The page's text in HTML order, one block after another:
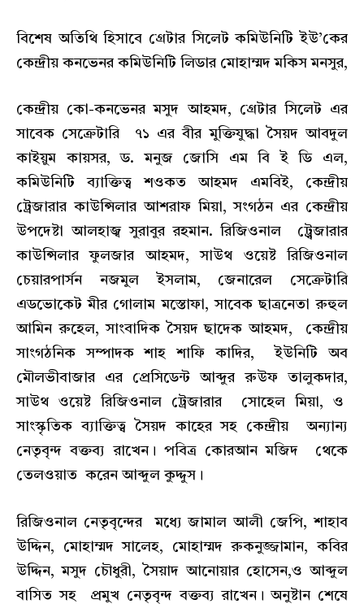
বিশেষ অতিথি হিসাবে গ্রেটার সিলেট কমিউনিটি ইউ’কের
কেন্দ্রীয় কনভেনর কমিউনিটি লিডার মোহাম্মদ মকিস মনসুর,
কেন্দ্রীয় কো-কনভেনর মসুদ আহমদ, গ্রেটার সিলেট এর
সাবেক সেক্রেটারি ৭১ এর বীর মুক্তিযুদ্ধা সৈয়দ আবদুল
কাইয়ুম কায়সর, ড. মনুজ জোসি এম বি ই ডি এল,
কমিউনিটি ব্যাক্তিত্ব শওকত আহমদ এমবিই, কেন্দ্রীয়
ট্রেজারার কাউন্সিলার আশরাফ মিয়া, সংগঠন এর কেন্দ্রীয়
উপদেষ্টা আলহাজ্ব সুরাবুর রহমান. রিজিওনাল ট্র্বেজারার
কাউন্সিলার ফুলজার আহমদ, সাউথ ওয়েষ্ট রিজিওনাল
চেয়ারপার্সন নজমুল ইসলাম, জেনারেল সেক্রেটারি
এডভোকেট মীর গোলাম মস্তোফা, সাবেক ছাত্রনেতা রুহুল
আমিন রুহেল, সাংবাদিক সৈয়দ ছাদেক আহমদ, কেন্দ্রীয়
সাংগঠনিক সম্পাদক শাহ শাফি কাদির, ইউনিটি অব
মৌলভীবাজার এর প্রেসিডেন্ট আব্দুর রুউফ তালুকদার,
সাউথ ওয়েষ্ট রিজিওনাল ট্রেজারার সোহেল মিয়া, ও
সাংস্কৃতিক ব্যাক্তিত্ব সৈয়দ কাহের সহ কেন্দ্রীয় অন্যান্য
নেতৃবৃন্দ বক্তব্য রাখেন। পবিত্র কোরআন মজিদ থেকে
তেলওয়াত করেন আব্দুল কুদ্দুস।
রিজিওনাল নেতৃবৃন্দের মধ্যে জামাল আলী জেপি, শাহাব
উদ্দিন, মোহাম্মদ সালেহ, মোহাম্মদ রুকনুজ্জামান, কবির
উদ্দিন, মসুদ চৌধুরী, সৈয়াদ আনোয়ার হোসেন,ও আব্দুল
বাসিত সহ প্রমুখ নেতৃবৃন্দ বক্তব্য রাখেন। অনুষ্টান শেষে